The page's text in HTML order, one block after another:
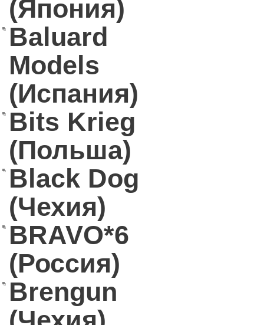
(Япония)
Baluard
Models
(Испания)
Bits Krieg
(Польша)
Black Dog
(Чехия)
BRAVO*6
(Россия)
Brengun